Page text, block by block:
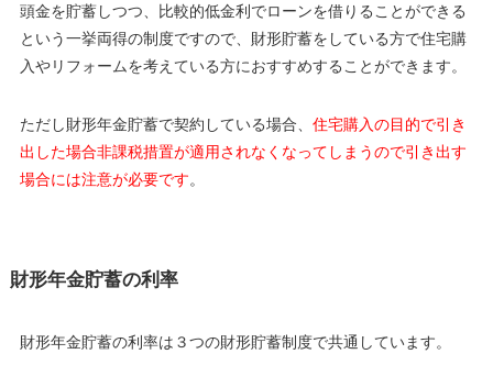
頭金を貯蓄しつつ、比較的低金利でローンを借りることができる
という一挙両得の制度ですので、財形貯蓄をしている方で住宅購
入やリフォームを考えている方におすすめすることができます。
ただし財形年金貯蓄で契約している場合、 住宅購入の目的で引き
出した場合非課税措置が適用されなくなってしまうので引き出す
場合には注意が必要です。
財形年金貯蓄の利率
財形年金貯蓄の利率は３つの財形貯蓄制度で共通しています。